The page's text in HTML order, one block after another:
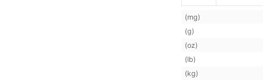
(mg)
(g)
(oz)
(lb)
(kg)